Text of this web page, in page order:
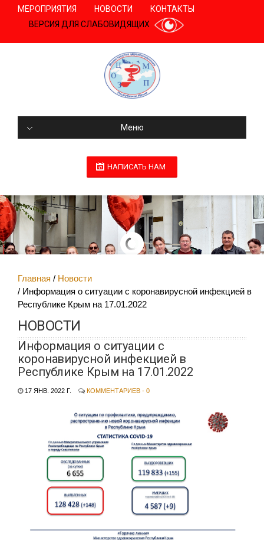
МЕРОПРИЯТИЯ НОВОСТИ
КОНТАКТЫ
ВЕРСИЯ ДЛЯ СЛАБОВИДЯЩИХ
Меню
НАПИСАТЬ НАМ
Главная
Новости
Информация о ситуации с коронавирусной инфекцией в
Республике Крым на 17.01.2022
НОВОСТИ
Информация о ситуации с
коронавирусной инфекцией в
Республике Крым на 17.01.2022
17 ЯНВ. 2022 Г. КОММЕНТАРИЕВ - 0